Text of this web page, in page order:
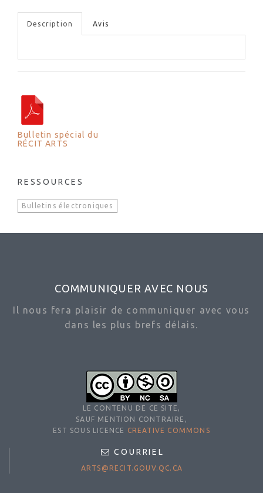
Description Avis
Bulletin spécial du
RÉCIT ARTS
RESSOURCES
Bulletins électroniques
COMMUNIQUER AVEC NOUS
Il nous fera plaisir de communiquer avec vous
dans les plus brefs délais.
LE CONTENU DE CE SITE,
SAUF MENTION CONTRAIRE,
EST SOUS LICENCE
CREATIVE COMMONS
COURRIEL
ARTS@RECIT.GOUV.QC.CA